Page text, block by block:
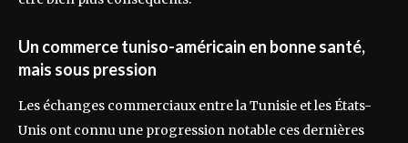
Un commerce tuniso-américain en bonne santé,
mais sous pression
Les échanges commerciaux entre la Tunisie et les États-
Unis ont connu une progression notable ces dernières